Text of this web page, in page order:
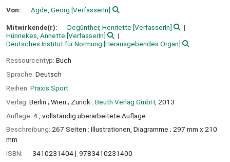
Von: Agde, Georg [VerfasserIn]
Mitwirkende(r): Degünther, Henriette [VerfasserIn]
Hünnekes, Annette [VerfasserIn]
Deutsches Institut für Normung [Herausgebendes Organ]
Ressourcentyp: Buch
Sprache: Deutsch
Reihen: Praxis Sport
Verlag: Berlin ; Wien ; Zürick : Beuth Verlag GmbH, 2013
Auflage: 4., vollständig überarbeitete Auflage
Beschreibung: 267 Seiten : Illustrationen, Diagramme ; 297 mm x 210
mm
ISBN:
3410231404
9783410231400